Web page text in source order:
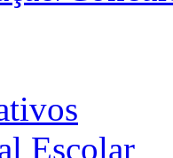
Escolar